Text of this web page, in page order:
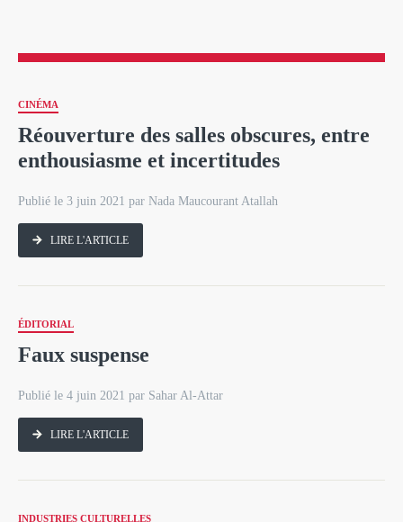
CINÉMA
Réouverture des salles obscures, entre
enthousiasme et incertitudes
Publié le 3 juin 2021 par Nada Maucourant Atallah
LIRE L'ARTICLE
ÉDITORIAL
Faux suspense
Publié le 4 juin 2021 par Sahar Al-Attar
LIRE L'ARTICLE
INDUSTRIES CULTURELLES